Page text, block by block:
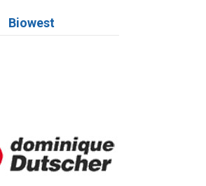
Biowest